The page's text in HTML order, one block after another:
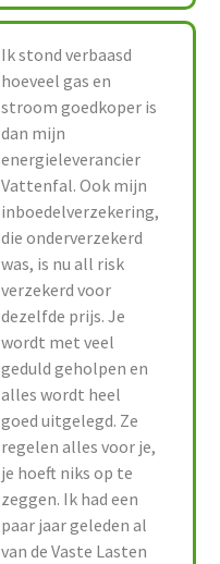
Ik stond verbaasd
hoeveel gas en
stroom goedkoper is
dan mijn
energieleverancier
Vattenfal. Ook mijn
inboedelverzekering,
die onderverzekerd
was, is nu all risk
verzekerd voor
dezelfde prijs. Je
wordt met veel
geduld geholpen en
alles wordt heel
goed uitgelegd. Ze
regelen alles voor je,
je hoeft niks op te
zeggen. Ik had een
paar jaar geleden al
van de Vaste Lasten